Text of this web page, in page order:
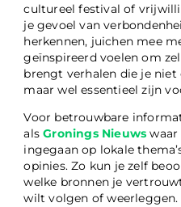
cultureel festival of
je gevoel van
herkennen, juichen mee
geïnspireerd voelen om
brengt verhalen die je
maar wel essentieel zijn
Voor betrouwbare
alsGronings Nieuws waar
ingegaan op lokale
opinies. Zo kun je zelf
welke bronnen je
wilt volgen of weerleggen.